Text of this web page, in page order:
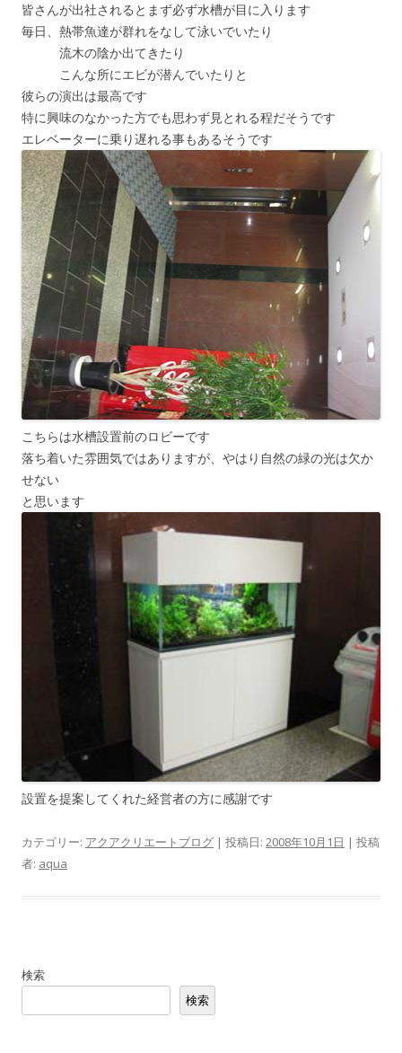
皆さんが出社されるとまず必ず水槽が目に入ります
毎日、熱帯魚達が群れをなして泳いでいたり
流木の陰か出てきたり
こんな所にエビが潜んでいたりと
彼らの演出は最高です
特に興味のなかった方でも思わず見とれる程だそうです
エレベーターに乗り遅れる事もあるそうです
こちらは水槽設置前のロビーです
落ち着いた雰囲気ではありますが、やはり自然の緑の光は欠か
せない
と思います
設置を提案してくれた経営者の方に感謝です
カテゴリー: アクアクリエートブログ | 投稿日: 2008年10月1日 | 投稿
者: aqua
検索
検索